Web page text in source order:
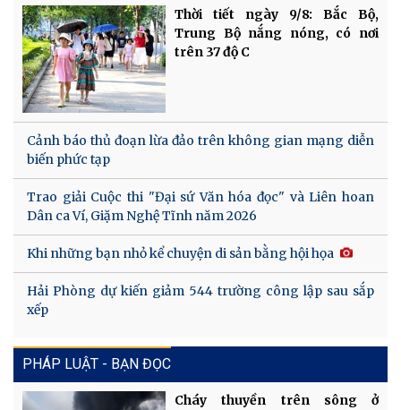
Thời tiết ngày 9/8: Bắc Bộ,
Trung Bộ nắng nóng, có nơi
trên 37 độ C
Cảnh báo thủ đoạn lừa đảo trên không gian mạng diễn
biến phức tạp
Trao giải Cuộc thi "Đại sứ Văn hóa đọc" và Liên hoan
Dân ca Ví, Giặm Nghệ Tĩnh năm 2026
Khi những bạn nhỏ kể chuyện di sản bằng hội họa
Hải Phòng dự kiến giảm 544 trường công lập sau sắp
xếp
PHÁP LUẬT - BẠN ĐỌC
Cháy thuyền trên sông ở